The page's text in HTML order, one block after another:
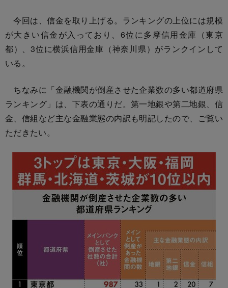
今回は、信金を取り上げる。ランキングの上位には規模
が大きい信金が入っており、6位に多摩信用金庫（東京
都）、3位に横浜信用金庫（神奈川県）がランクインして
いる。
ちなみに「金融機関が倒産させた企業数の多い都道府県
ランキング」は、下表の通りだ。第一地銀や第二地銀、信
金、信組など主な金融業態の内訳も明記したので、ご覧い
ただきたい。